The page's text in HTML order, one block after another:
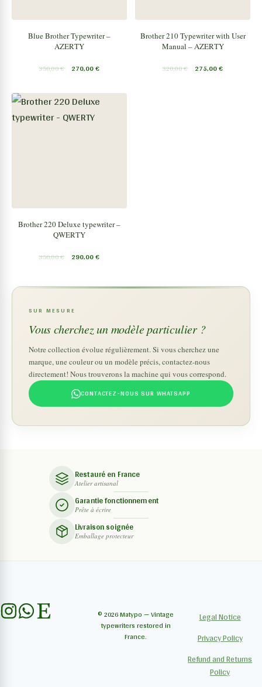
Blue Brother Typewriter –
AZERTY
350,00€ 270,00€
Brother 210 Typewriter with User
Manual – AZERTY
320,00€ 275,00€
Brother 220 Deluxe typewriter –
QWERTY
350,00€ 290,00€
SUR MESURE
Vous cherchez un modèle particulier ?
Notre collection évolue régulièrement. Si vous cherchez une
marque, une couleur ou un modèle précis, contactez-nous
directement! Nous trouverons la machine qui vous correspond.
CONTACTEZ-NOUS SUR WHATSAPP
Restauré en France
Atelier artisanal
Garantie fonctionnement
Prête à écrire
Livraison soignée
Emballage protecteur
© 2026 Matypo — Vintage
typewriters restored in
France.
Legal Notice
Privacy Policy
Refund and Returns
Policy